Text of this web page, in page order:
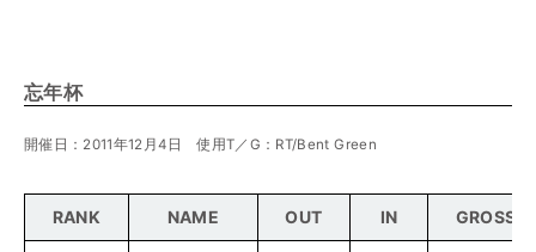
忘年杯
開催日：2011年12月4日 使用T／G：RT/Bent Green
RANK NAME OUT IN GROSS